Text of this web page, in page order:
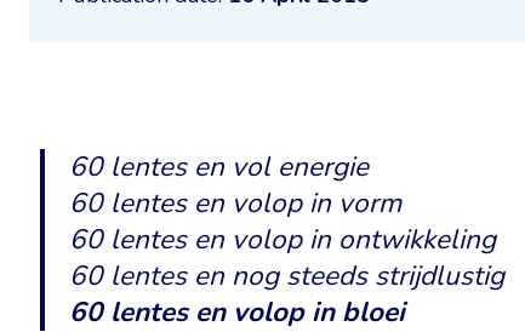
60 lentes en vol energie
60 lentes en volop in vorm
60 lentes en volop in ontwikkeling
60 lentes en nog steeds strijdlustig
60 lentes en volop in bloei